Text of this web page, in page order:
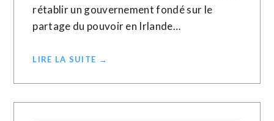
rétablir un gouvernement fondé sur le
partage du pouvoir en Irlande…
LIRE LA SUITE →